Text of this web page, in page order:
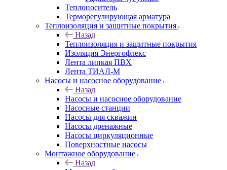
Теплоноситель
Терморегулирующая арматура
Теплоизоляция и защитные покрытия
Назад
Теплоизоляция и защитные покрытия
Изоляция Энергофлекс
Лента липкая ПВХ
Лента ТИАЛ-М
Насосы и насосное оборудование
Назад
Насосы и насосное оборудование
Насосные станции
Насосы для скважин
Насосы дренажные
Насосы циркуляционные
Поверхностные насосы
Монтажное оборудование
Назад